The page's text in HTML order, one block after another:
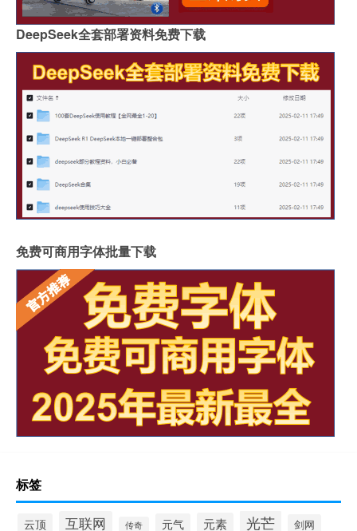
DeepSeek全套部署资料免费下载
免费可商用字体批量下载
标签
云顶 互联网 传奇 元气 元素 光芒
剑网